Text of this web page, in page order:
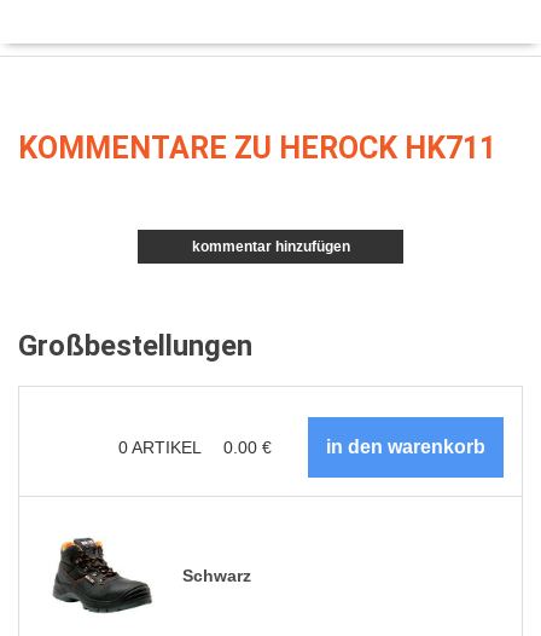
KOMMENTARE ZU HEROCK HK711
kommentar hinzufügen
Großbestellungen
0ARTIKEL 0.00 €
Schwarz